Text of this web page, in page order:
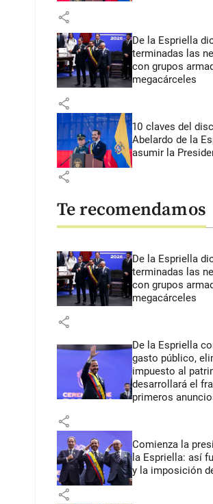
share
De la Espriella
terminadas las
con grupos
megacárceles
share
10 claves del
Abelardo de la
asumir la
share
Te recomendamos
De la Espriella
terminadas las
con grupos
megacárceles
share
De la Espriella
gasto público,
impuesto al
desarrollará el
primeros
share
Comienza la
la Espriella: así
y la imposición
share